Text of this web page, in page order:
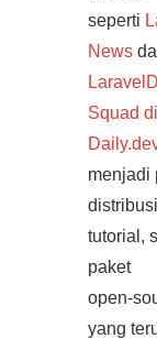
seperti
News
Squad di
menjadi
tutorial,
paket
yang